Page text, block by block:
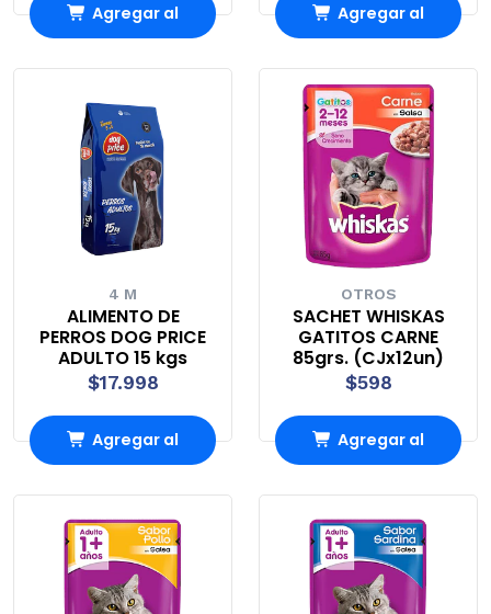
Agregar al Agregar al
4 M
ALIMENTO DE
PERROS DOG PRICE
ADULTO 15 kgs
$17.998
Agregar al
OTROS
SACHET WHISKAS
GATITOS CARNE
85grs. (CJx12un)
$598
Agregar al